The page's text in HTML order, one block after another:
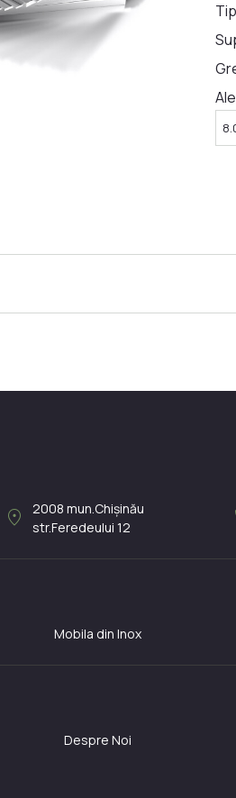
Tip
location_on 2008 mun.Chișinău
str.Feredeului 12
Mobila din Inox
Despre Noi